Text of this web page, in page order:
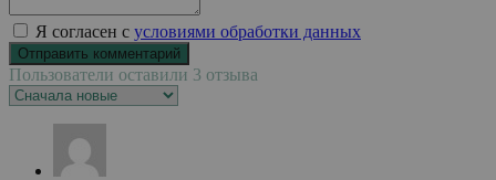
Я согласен с условиями обработки данных
Пользователи оставили 3 отзыва